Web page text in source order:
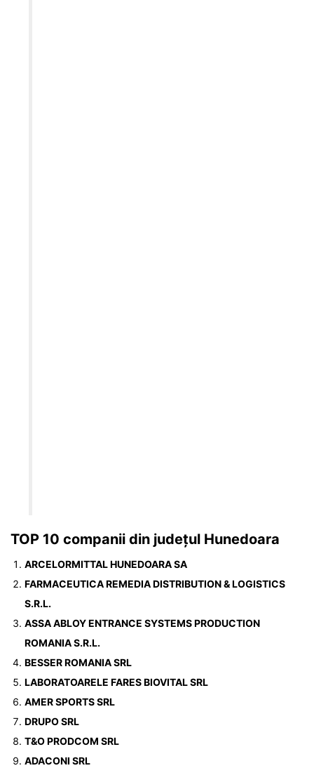
TOP 10 companii din județul Hunedoara
ARCELORMITTAL HUNEDOARA SA
FARMACEUTICA REMEDIA DISTRIBUTION & LOGISTICS
S.R.L.
ASSA ABLOY ENTRANCE SYSTEMS PRODUCTION
ROMANIA S.R.L.
BESSER ROMANIA SRL
LABORATOARELE FARES BIOVITAL SRL
AMER SPORTS SRL
DRUPO SRL
T&O PRODCOM SRL
ADACONI SRL